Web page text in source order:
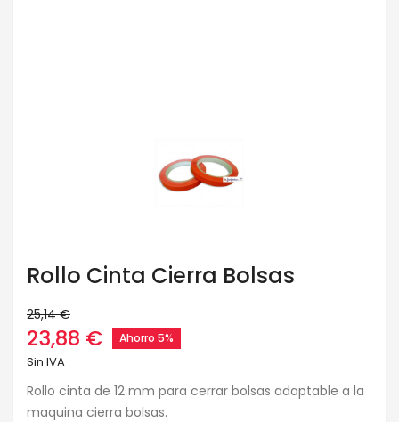
Rollo Cinta Cierra Bolsas
25,14 €
23,88 € Ahorro 5%
Sin IVA
Rollo cinta de 12 mm para cerrar bolsas adaptable a la
maquina cierra bolsas.